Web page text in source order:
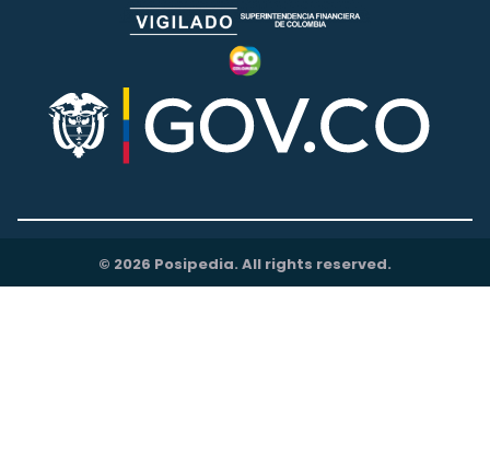
© 2026 Posipedia. All rights reserved.